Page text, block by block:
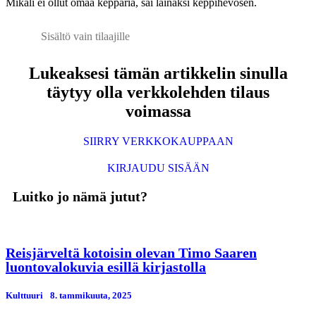
Mikäli ei ollut omaa kepparia, sai lainaksi keppihevosen.
Sisältö vain tilaajille
Lukeaksesi tämän artikkelin sinulla
täytyy olla verkkolehden tilaus
voimassa
SIIRRY VERKKOKAUPPAAN
KIRJAUDU SISÄÄN
Luitko jo nämä jutut?
Reisjärveltä kotoisin olevan Timo Saaren
luontovalokuvia esillä kirjastolla
Kulttuuri 8. tammikuuta, 2025